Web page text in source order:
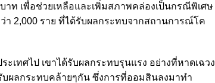
บาท เพื่อช่วยเหลือและเพิ่มสภาพคล่องเป็นกรณีพิเศษ
2,000 ราย ที่ได้รับผลกระทบจากสถานการณ์โค
เทศไป เขาได้รับผลกระทบรุนแรง อย่างที่หาดเฉวง
ผลกระทบคล้ายๆกัน ซึ่งการที่ออมสินลงมาทำ